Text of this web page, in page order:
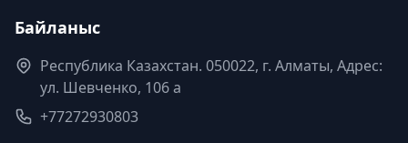
Байланыс
Республика Казахстан. 050022, г. Алматы, Адрес:
ул. Шевченко, 106 а
+77272930803